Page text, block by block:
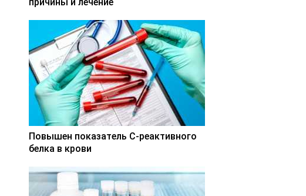
Повышен показатель С-реактивного
белка в крови